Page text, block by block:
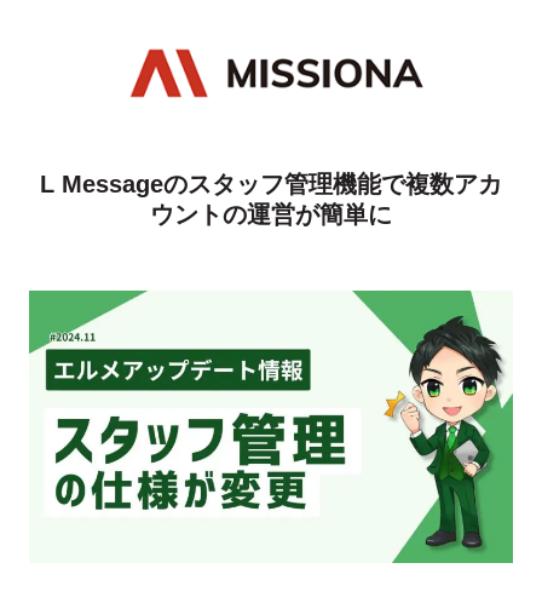
L Messageのスタッフ管理機能で複数アカ
ウントの運営が簡単に